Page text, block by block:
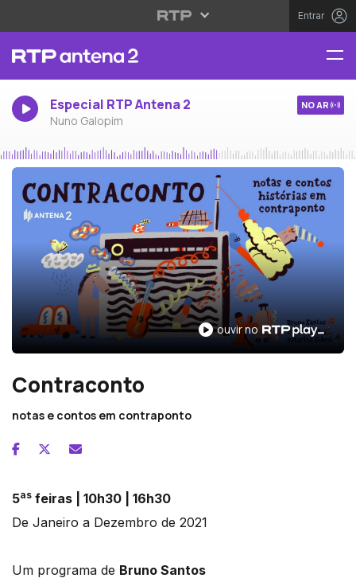
Entrar
Especial RTP Antena 2
Nuno Galopim
NO AR
ouvir no RTP Play
ouvir no
Contraconto
notas e contos em contraponto
5as feiras | 10h30 | 16h30
De Janeiro a Dezembro de 2021
Um programa de Bruno Santos